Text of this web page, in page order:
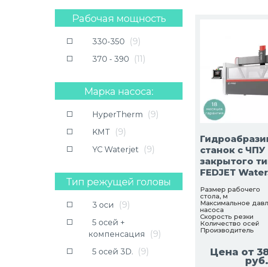
Рабочая мощность
насоса (Рабочее
давление, мПа):
330-350 (9)
370 - 390 (11)
Марка насоса:
HyperTherm (9)
KMT (9)
YC Waterjet (9)
Тип режущей головы
3 оси (9)
5 осей +
компенсация
(9)
5 осей 3D. (9)
станок с ЧПУ
закрытого
FEDJET
Размер рабочего
стола, м
Максимальное
насоса
Скорость резки
Количество осей
Производитель
Цена от
руб.